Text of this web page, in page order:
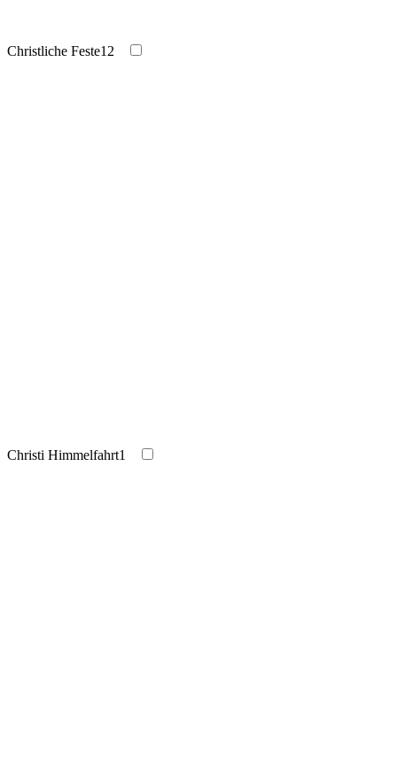
Christliche Feste12
Christi Himmelfahrt1